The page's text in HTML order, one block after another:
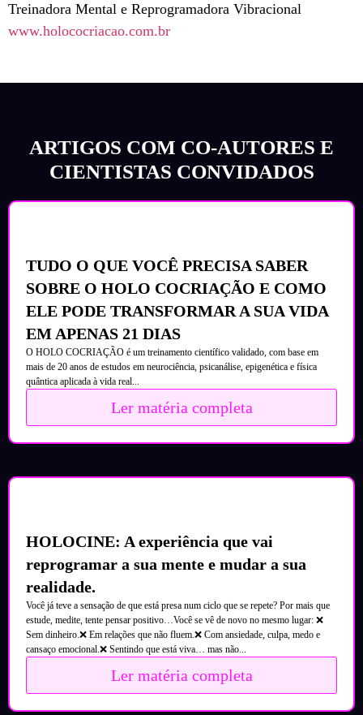
Treinadora Mental e Reprogramadora Vibracional
www.holococriacao.com.br
ARTIGOS COM CO-AUTORES E
CIENTISTAS CONVIDADOS
TUDO O QUE VOCÊ PRECISA SABER
SOBRE O HOLO COCRIAÇÃO E COMO
ELE PODE TRANSFORMAR A SUA VIDA
EM APENAS 21 DIAS
O HOLO COCRIAÇÃO é um treinamento científico validado, com base em
mais de 20 anos de estudos em neurociência, psicanálise, epigenética e física
quântica aplicada à vida real...
Ler matéria completa
HOLOCINE: A experiência que vai
reprogramar a sua mente e mudar a sua
realidade.
Você já teve a sensação de que está presa num ciclo que se repete? Por mais que
estude, medite, tente pensar positivo…Você se vê de novo no mesmo lugar: ❌
Sem dinheiro.❌ Em relações que não fluem.❌ Com ansiedade, culpa, medo e
cansaço emocional.❌ Sentindo que está viva… mas não...
Ler matéria completa